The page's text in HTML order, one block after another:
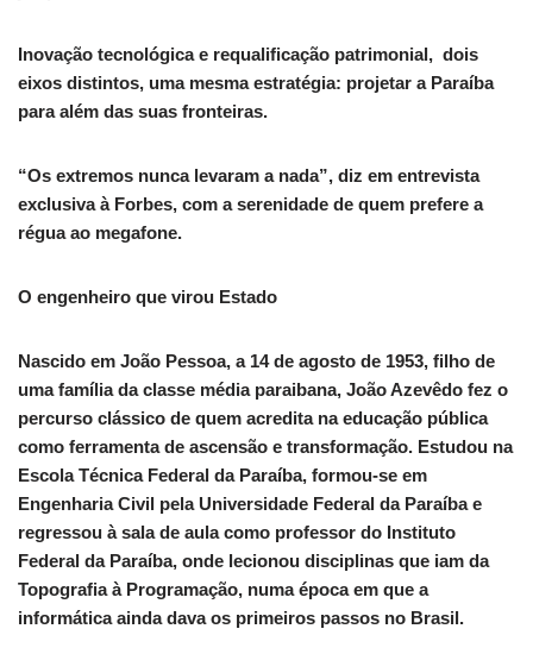
Inovação tecnológica e requalificação patrimonial, dois
eixos distintos, uma mesma estratégia: projetar a Paraíba
para além das suas fronteiras.
“Os extremos nunca levaram a nada”, diz em entrevista
exclusiva à Forbes, com a serenidade de quem prefere a
régua ao megafone.
O engenheiro que virou Estado
Nascido em João Pessoa, a 14 de agosto de 1953, filho de
uma família da classe média paraibana, João Azevêdo fez o
percurso clássico de quem acredita na educação pública
como ferramenta de ascensão e transformação. Estudou na
Escola Técnica Federal da Paraíba, formou-se em
Engenharia Civil pela Universidade Federal da Paraíba e
regressou à sala de aula como professor do Instituto
Federal da Paraíba, onde lecionou disciplinas que iam da
Topografia à Programação, numa época em que a
informática ainda dava os primeiros passos no Brasil.